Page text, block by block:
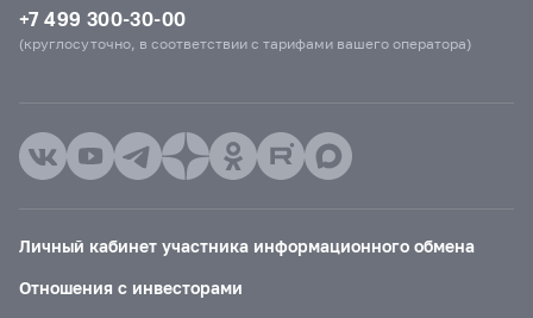
+7 499 300-30-00
(круглосуточно, в соответствии с тарифами вашего оператора)
Личный кабинет участника информационного обмена
Отношения с инвесторами